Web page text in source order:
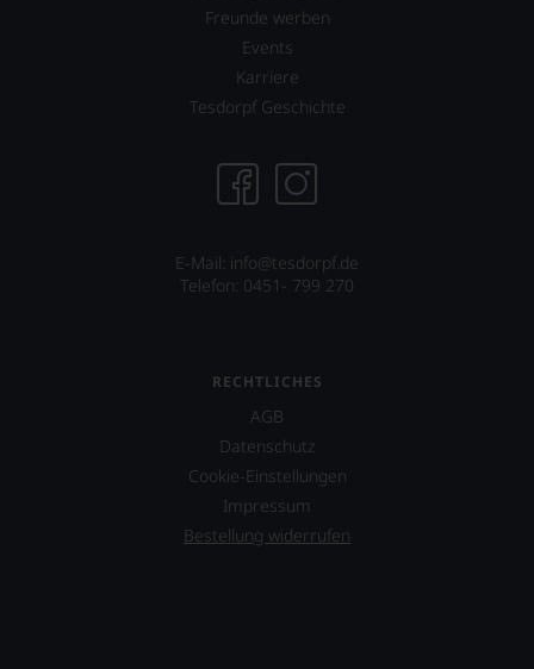
Freunde werben
Events
Karriere
Tesdorpf Geschichte
E-Mail: info@tesdorpf.de
Telefon: 0451- 799 270
RECHTLICHES
AGB
Datenschutz
Cookie-Einstellungen
Impressum
Bestellung widerrufen